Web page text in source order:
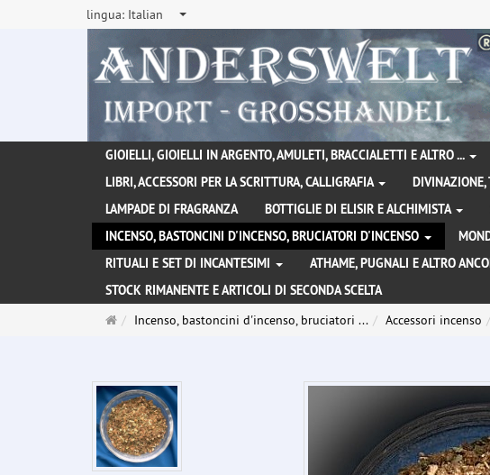
lingua: Italian
GIOIELLI, GIOIELLI IN ARGENTO, AMULETI, BRACCIALETTI E ALTRO ...
LIBRI, ACCESSORI PER LA SCRITTURA, CALLIGRAFIA
DIVINAZIONE,
LAMPADE DI FRAGRANZA
BOTTIGLIE DI ELISIR E ALCHIMISTA
INCENSO, BASTONCINI D'INCENSO, BRUCIATORI D'INCENSO
RITUALI E SET DI INCANTESIMI
ATHAME, PUGNALI E ALTRO
STOCK RIMANENTE E ARTICOLI DI SECONDA SCELTA
PaginaIncenso, bastoncini d'incenso, bruciatori ... Accessori incenso